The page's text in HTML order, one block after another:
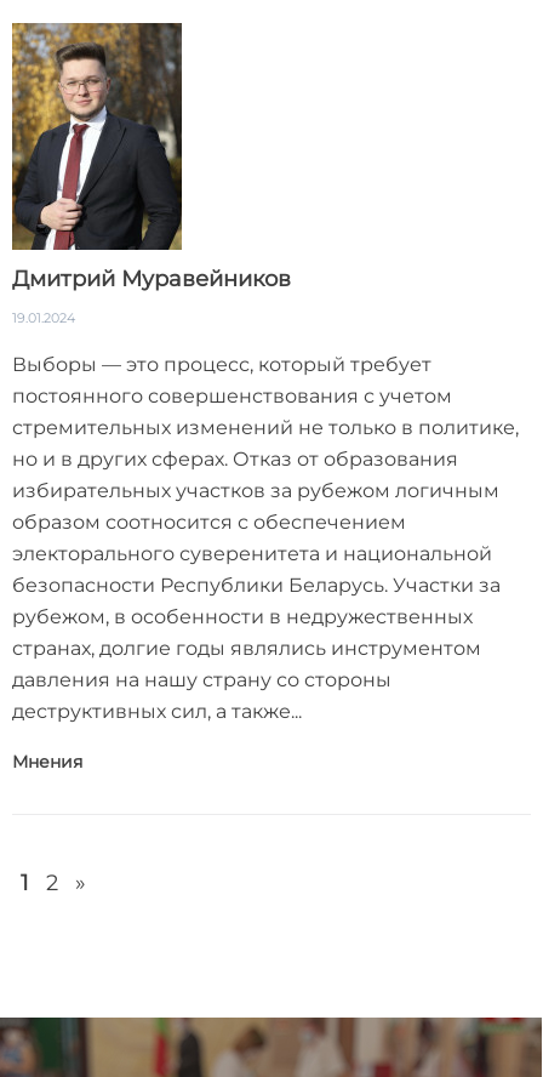
Дмитрий Муравейников
19.01.2024
Выборы — это процесс, который требует
постоянного совершенствования с учетом
стремительных изменений не только в политике,
но и в других сферах. Отказ от образования
избирательных участков за рубежом логичным
образом соотносится с обеспечением
электорального суверенитета и национальной
безопасности Республики Беларусь. Участки за
рубежом, в особенности в недружественных
странах, долгие годы являлись инструментом
давления на нашу страну со стороны
деструктивных сил, а также...
Мнения
1 2 »